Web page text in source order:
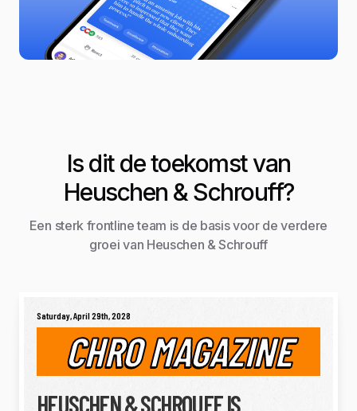
Saturday, April 29th, 2028
CHRO MAGAZINE
HEUSCHEN & SCHROUFF IS
Is dit de toekomst van
Heuschen & Schrouff?
Een sterk frontline team is de basis voor de verdere
groei van Heuschen & Schrouff